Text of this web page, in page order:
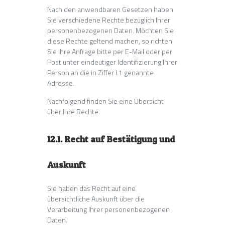
Nach den anwendbaren Gesetzen haben
Sie verschiedene Rechte bezüglich Ihrer
personenbezogenen Daten. Möchten Sie
diese Rechte geltend machen, so richten
Sie Ihre Anfrage bitte per E-Mail oder per
Post unter eindeutiger Identifizierung Ihrer
Person an die in Ziffer I.1 genannte
Adresse.
Nachfolgend finden Sie eine Übersicht
über Ihre Rechte.
12.1. Recht auf Bestätigung und
Auskunft
Sie haben das Recht auf eine
übersichtliche Auskunft über die
Verarbeitung Ihrer personenbezogenen
Daten.